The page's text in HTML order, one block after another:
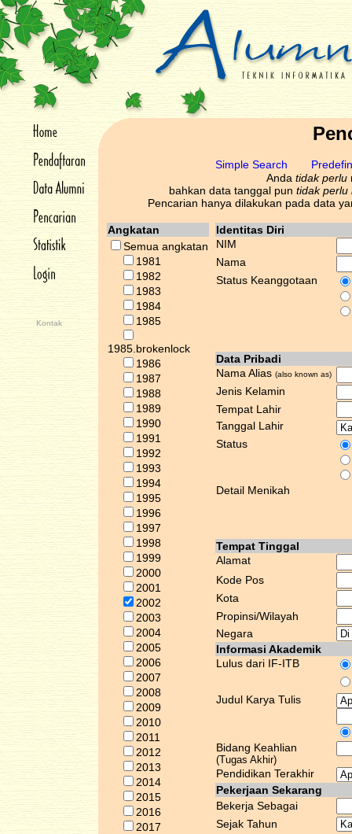
Kontak
Simple Search
Anda tidak perlu
bahkan data tanggal pun tidak perlu
Pencarian hanya dilakukan pada data
Angkatan
Semua angkatan
1981
1982
1983
1984
1985
1985.brokenlock
1986
1987
1988
1989
1990
1991
1992
1993
1994
1995
1996
1997
1998
1999
2000
2001
2002
2003
2004
2005
2006
2007
2008
2009
2010
2011
2012
2013
2014
2015
2016
2017
Identitas Diri
NIM
Nama
Status Keanggotaan
Data Pribadi
Nama Alias (also known as)
Jenis Kelamin
Tempat Lahir
Tanggal Lahir
Status
Detail Menikah
Tempat Tinggal
Alamat
Kode Pos
Kota
Propinsi/Wilayah
Negara
Informasi Akademik
Lulus dari IF-ITB
Judul Karya Tulis
Bidang Keahlian
(Tugas Akhir)
Pendidikan Terakhir
Pekerjaan Sekarang
Bekerja Sebagai
Sejak Tahun